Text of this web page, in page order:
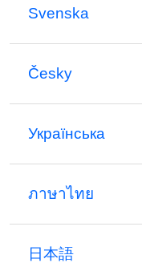
Svenska
Česky
Українська
ภาษาไทย
日本語